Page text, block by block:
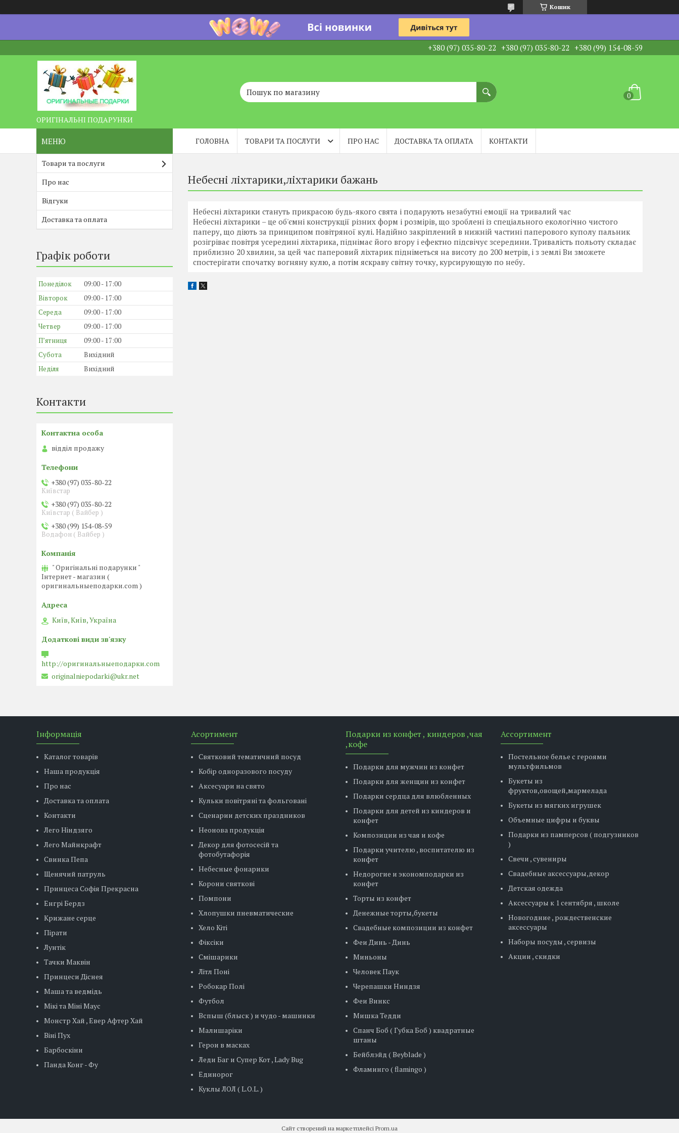
Кошик
+380 (97) 035-80-22 +380 (97) 035-80-22 +380 (99) 154-08-59
ОРИГІНАЛЬНІ ПОДАРУНКИ
ГОЛОВНА ТОВАРИ ТА ПОСЛУГИ ПРО НАС ДОСТАВКА ТА ОПЛАТА КОНТАКТИ
Небесні ліхтарики,ліхтарики бажань
Небесні ліхтарики стануть прикрасою будь-якого свята і подарують незабутні емоції на тривалий час
Небесні ліхтарики – це об'ємні конструкції різних форм і розмірів, що зроблені із спеціального екологічно чистого
паперу, що діють за принципом повітряної кулі. Надійно закріплений в нижній частині паперового куполу пальник
розігріває повітря усередині ліхтарика, піднімає його вгору і ефектно підсвічує зсередини. Тривалість польоту складає
приблизно 20 хвилин, за цей час паперовий ліхтарик підніметься на висоту до 200 метрів, і з землі Ви зможете
спостерігати спочатку вогняну кулю, а потім яскраву світну точку, курсирующую по небу.
Товари та послуги
Про нас
Відгуки
Доставка та оплата
Графік роботи
Понеділок 09:00
17:00
Вівторок
09:00
17:00
Середа
09:00
17:00
Четвер
09:00
17:00
Пʼятниця
09:00
17:00
Субота
Вихідний
Неділя
Вихідний
Контакти
відділ продажу
+380 (97) 035-80-22
Київстар
+380 (97) 035-80-22
Київстар ( Вайбер )
+380 (99) 154-08-59
Водафон ( Вайбер )
" Оригінальні подарунки "
Інтернет - магазин (
оригинальныеподарки.com )
Київ, Київ, Україна
http://оригинальныеподарки.com
originalniepodarki@ukr.net
Інформація
Каталог товарів
Наша продукція
Про нас
Доставка та оплата
Контакти
Лего Ніндзяго
Лего Майнкрафт
Свинка Пепа
Щенячий патруль
Принцеса Софія Прекрасна
Енгрі Бердз
Крижане серце
Пірати
Лунтік
Тачки Маквін
Принцеси Діснея
Маша та ведмідь
Мікі та Міні Маус
Монстр Хай , Евер Афтер Хай
Віні Пух
Барбоскіни
Панда Конг - Фу
Асортимент
Святковий тематичний посуд
Кобір одноразового посуду
Аксесуари на свято
Кульки повітряні та фольговані
Сценарии детских праздников
Неонова продукція
Декор для фотосесій та
фотобутафорія
Небесные фонарики
Корони святкові
Помпони
Хлопушки пневматические
Хело Кіті
Фіксіки
Смішарики
Літл Поні
Робокар Полі
Футбол
Вспыш (блыск ) и чудо - машинки
Малишаріки
Герои в масках
Леди Баг и Супер Кот , Lady Bug
Единорог
Куклы ЛОЛ ( L.O.L. )
Подарки из конфет , киндеров ,чая
,кофе
Подарки для мужчин из конфет
Подарки для женщин из конфет
Подарки сердца для влюбленных
Подарки для детей из киндеров и
конфет
Композиции из чая и кофе
Подарки учителю , воспитателю из
конфет
Недорогие и экономподарки из
конфет
Торты из конфет
Денежные торты,букеты
Свадебные композиции из конфет
Феи Динь - Динь
Миньоны
Человек Паук
Черепашки Ниндзя
Феи Винкс
Мишка Тедди
Спанч Боб ( Губка Боб ) квадратные
штаны
Бейблэйд ( Beyblade )
Фламинго ( flamingo )
Ассортимент
Постельное белье с героями
мультфильмов
Букеты из
фруктов,овощей,мармелада
Букеты из мягких игрушек
Объемные цифры и буквы
Подарки из памперсов ( подгузников
)
Свечи , сувениры
Свадебные аксессуары,декор
Детская одежда
Аксессуары к 1 сентября , школе
Новогодние , рождественские
аксессуары
Наборы посуды , сервизы
Акции , скидки
Сайт створений на маркетплейсі Prom.ua